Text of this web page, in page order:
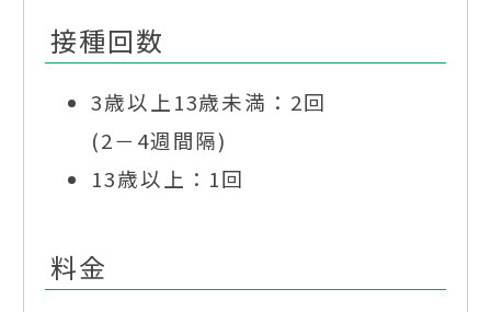
接種回数
3歳以上13歳未満：2回
(2－4週間隔)
13歳以上：1回
料金